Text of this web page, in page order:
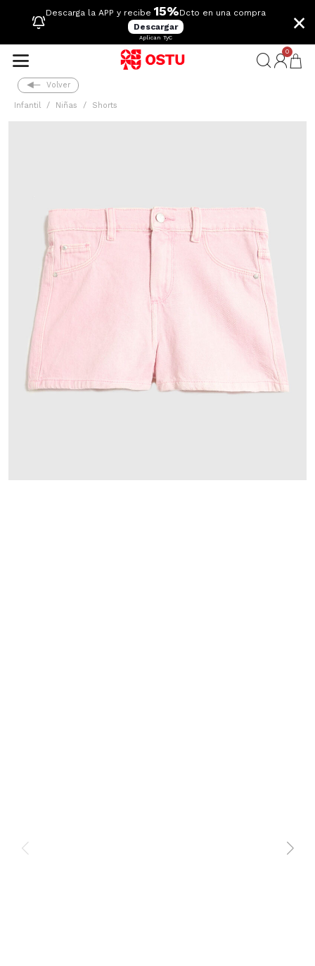
Descarga la APP y recibe 15%Dcto en una compra
Descargar
Aplican TyC
×
0
Volver
Infantil Niñas Shorts